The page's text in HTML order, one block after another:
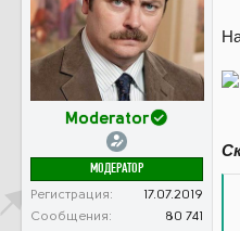
а
Moderator
МОДЕРАТОР
Регистрация
17.07.2019
Сообщения
80 741